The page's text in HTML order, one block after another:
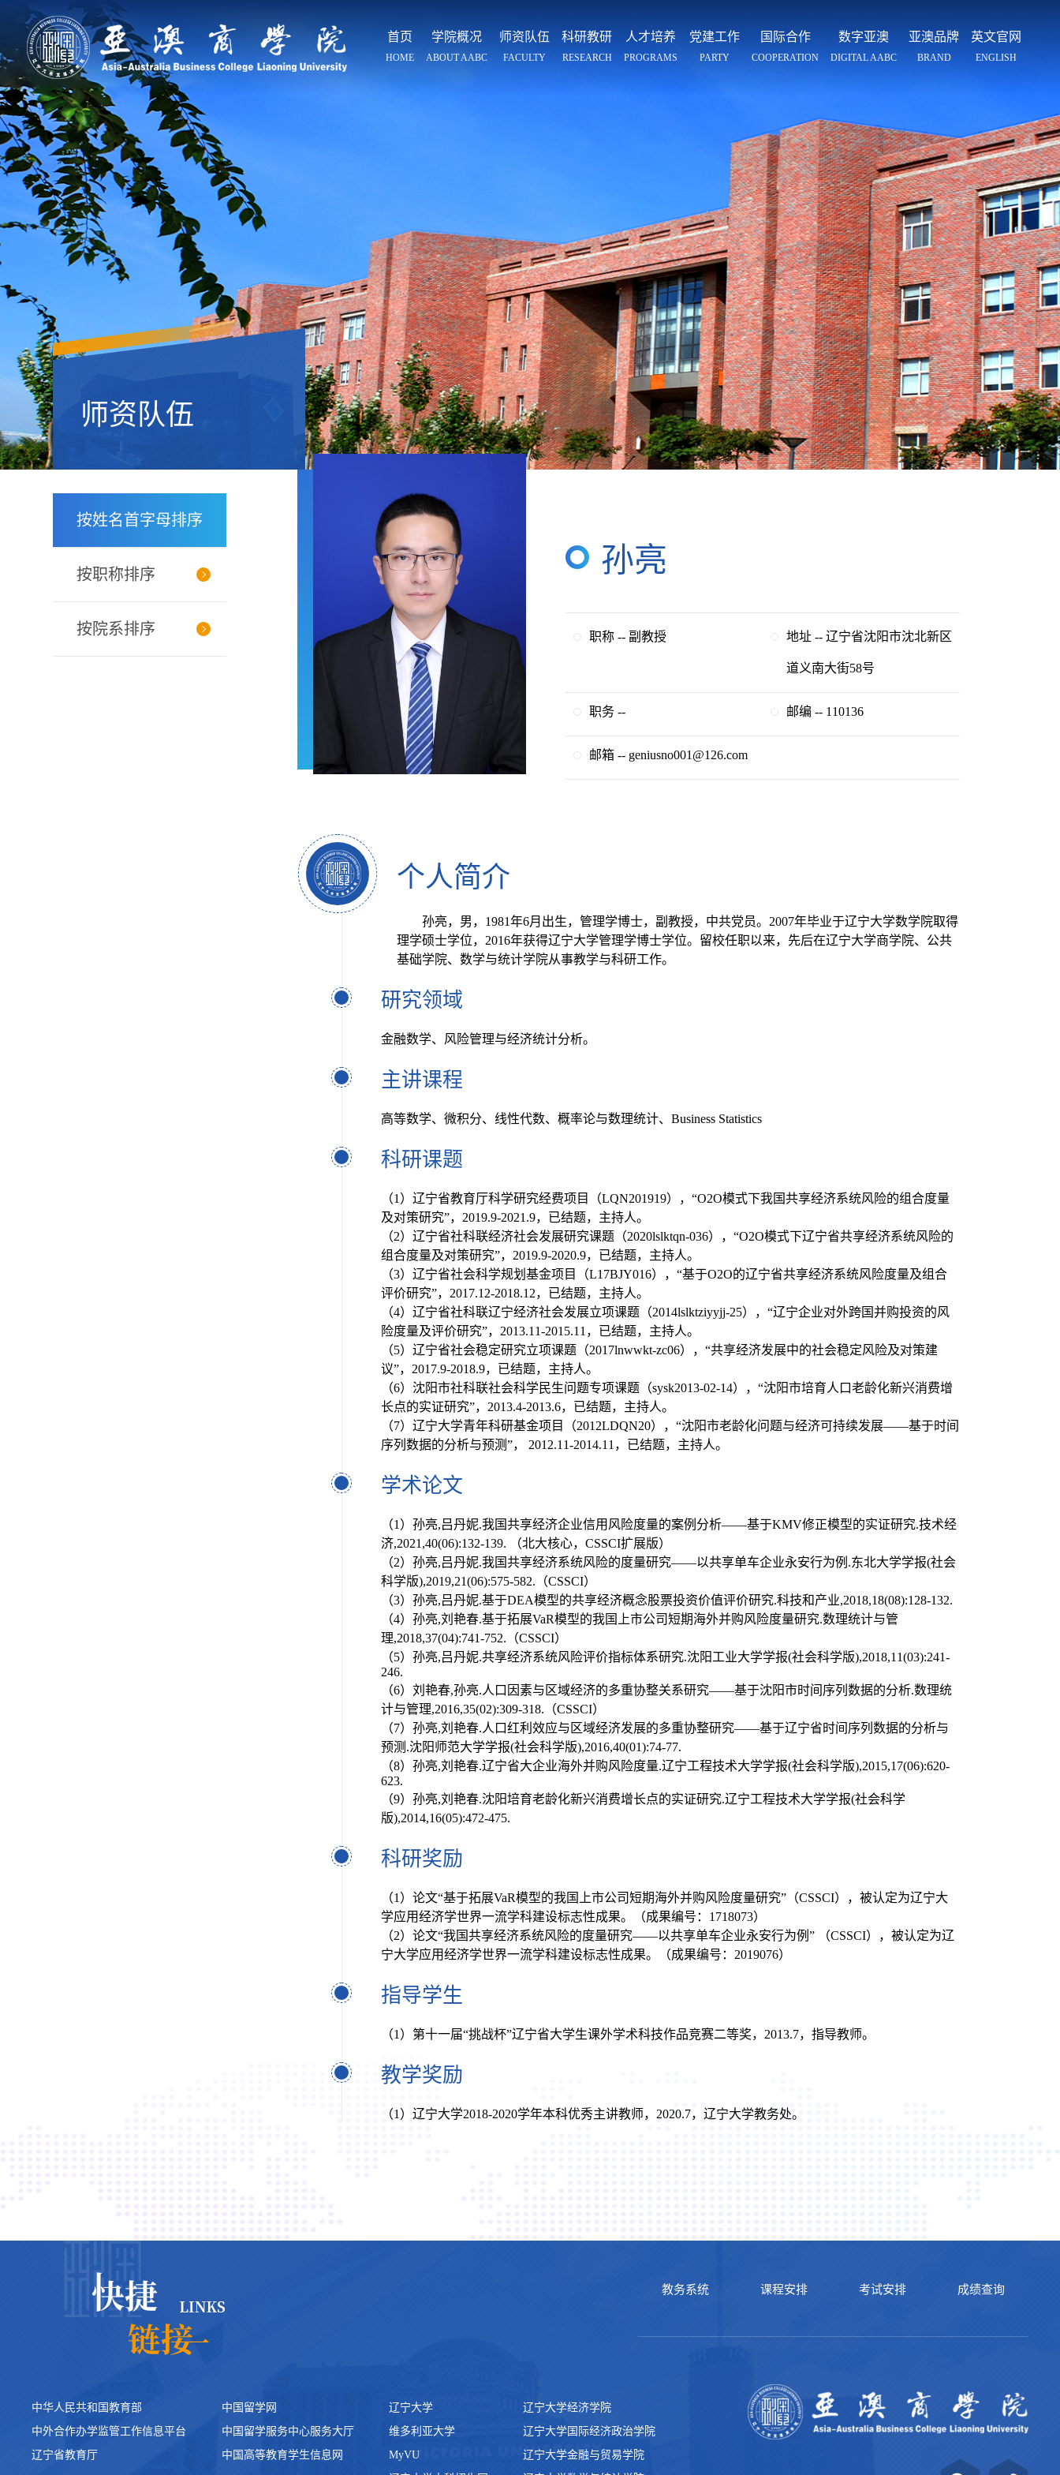
首页
HOME
学院概况
ABOUT AABC
师资队伍
FACULTY
科研教研
RESEARCH
人才培养
PROGRAMS
党建工作
PARTY
国际合作
COOPERATION
数字亚澳
DIGITAL AABC
亚澳品牌
BRAND
英文官网
ENGLISH
师资队伍
按姓名首字母排序
按职称排序
按院系排序
孙亮
职称 -- 副教授 地址 -- 辽宁省沈阳市沈北新区
道义南大街58号
职务 -- 邮编 -- 110136
邮箱 -- geniusno001@126.com
个人简介
孙亮，男，1981年6月出生，管理学博士，副教授，中共党员。2007年毕业于辽宁大学数学院取得
理学硕士学位，2016年获得辽宁大学管理学博士学位。留校任职以来，先后在辽宁大学商学院、公共
基础学院、数学与统计学院从事教学与科研工作。
研究领域
金融数学、风险管理与经济统计分析。
主讲课程
高等数学、微积分、线性代数、概率论与数理统计、Business Statistics
科研课题
（1）辽宁省教育厅科学研究经费项目（LQN201919），“O2O模式下我国共享经济系统风险的组合度量
及对策研究”，2019.9-2021.9，已结题，主持人。
（2）辽宁省社科联经济社会发展研究课题（2020lslktqn-036），“O2O模式下辽宁省共享经济系统风险的
组合度量及对策研究”，2019.9-2020.9，已结题，主持人。
（3）辽宁省社会科学规划基金项目（L17BJY016），“基于O2O的辽宁省共享经济系统风险度量及组合
评价研究”，2017.12-2018.12，已结题，主持人。
（4）辽宁省社科联辽宁经济社会发展立项课题（2014lslktziyyjj-25），“辽宁企业对外跨国并购投资的风
险度量及评价研究”，2013.11-2015.11，已结题，主持人。
（5）辽宁省社会稳定研究立项课题（2017lnwwkt-zc06），“共享经济发展中的社会稳定风险及对策建
议”，2017.9-2018.9，已结题，主持人。
（6）沈阳市社科联社会科学民生问题专项课题（sysk2013-02-14），“沈阳市培育人口老龄化新兴消费增
长点的实证研究”，2013.4-2013.6，已结题，主持人。
（7）辽宁大学青年科研基金项目（2012LDQN20），“沈阳市老龄化问题与经济可持续发展——基于时间
序列数据的分析与预测”， 2012.11-2014.11，已结题，主持人。
学术论文
（1）孙亮,吕丹妮.我国共享经济企业信用风险度量的案例分析——基于KMV修正模型的实证研究.技术经
济,2021,40(06):132-139. （北大核心，CSSCI扩展版）
（2）孙亮,吕丹妮.我国共享经济系统风险的度量研究——以共享单车企业永安行为例.东北大学学报(社会
科学版),2019,21(06):575-582.（CSSCI）
（3）孙亮,吕丹妮.基于DEA模型的共享经济概念股票投资价值评价研究.科技和产业,2018,18(08):128-132.
（4）孙亮,刘艳春.基于拓展VaR模型的我国上市公司短期海外并购风险度量研究.数理统计与管
理,2018,37(04):741-752.（CSSCI）
（5）孙亮,吕丹妮.共享经济系统风险评价指标体系研究.沈阳工业大学学报(社会科学版),2018,11(03):241-
246.
（6）刘艳春,孙亮.人口因素与区域经济的多重协整关系研究——基于沈阳市时间序列数据的分析.数理统
计与管理,2016,35(02):309-318.（CSSCI）
（7）孙亮,刘艳春.人口红利效应与区域经济发展的多重协整研究——基于辽宁省时间序列数据的分析与
预测.沈阳师范大学学报(社会科学版),2016,40(01):74-77.
（8）孙亮,刘艳春.辽宁省大企业海外并购风险度量.辽宁工程技术大学学报(社会科学版),2015,17(06):620-
623.
（9）孙亮,刘艳春.沈阳培育老龄化新兴消费增长点的实证研究.辽宁工程技术大学学报(社会科学
版),2014,16(05):472-475.
科研奖励
（1）论文“基于拓展VaR模型的我国上市公司短期海外并购风险度量研究”（CSSCI），被认定为辽宁大
学应用经济学世界一流学科建设标志性成果。（成果编号：1718073）
（2）论文“我国共享经济系统风险的度量研究——以共享单车企业永安行为例” （CSSCI），被认定为辽
宁大学应用经济学世界一流学科建设标志性成果。（成果编号：2019076）
指导学生
（1）第十一届“挑战杯”辽宁省大学生课外学术科技作品竞赛二等奖，2013.7，指导教师。
教学奖励
（1）辽宁大学2018-2020学年本科优秀主讲教师，2020.7，辽宁大学教务处。
教务系统 课程安排 考试安排 成绩查询
中华人民共和国教育部
中外合作办学监管工作信息平台
辽宁省教育厅
中国留学网
中国留学服务中心服务大厅
中国高等教育学生信息网
辽宁大学
维多利亚大学
MyVU
辽宁大学经济学院
辽宁大学国际经济政治学院
辽宁大学金融与贸易学院